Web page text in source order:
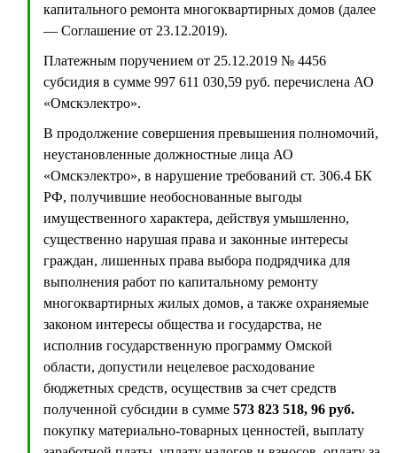
капитального ремонта многоквартирных домов (далее
— Соглашение от 23.12.2019).
Платежным поручением от 25.12.2019 № 4456
субсидия в сумме 997 611 030,59 руб. перечислена АО
«Омскэлектро».
В продолжение совершения превышения полномочий,
неустановленные должностные лица АО
«Омскэлектро», в нарушение требований ст. 306.4 БК
РФ, получившие необоснованные выгоды
имущественного характера, действуя умышленно,
существенно нарушая права и законные интересы
граждан, лишенных права выбора подрядчика для
выполнения работ по капитальному ремонту
многоквартирных жилых домов, а также охраняемые
законом интересы общества и государства, не
исполнив государственную программу Омской
области, допустили нецелевое расходование
бюджетных средств, осуществив за счет средств
полученной субсидии в сумме 573 823 518, 96 руб.
покупку материально-товарных ценностей, выплату